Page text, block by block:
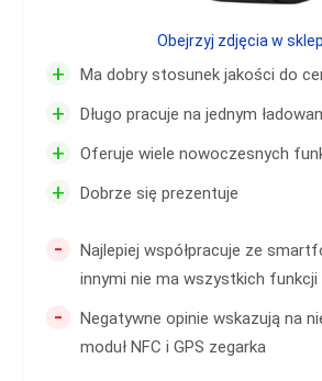
+ Ma dobry stosunek jakości do
+ Długo pracuje na jednym
+ Oferuje wiele nowoczesnych
+ Dobrze się prezentuje
-
Najlepiej współpracuje ze
innymi nie ma wszystkich funkcji
-
Negatywne opinie wskazują na
moduł NFC i GPS zegarka
Obejrzyj zdjęcia w